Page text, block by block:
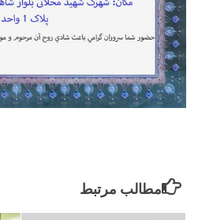
مطالب مرتبط